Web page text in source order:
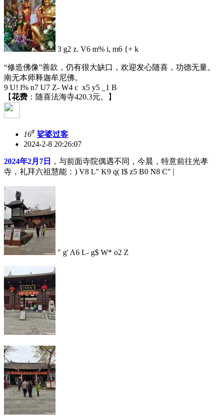
3 g2 z. V6 m% i, m6 {+ k
“修造佛像”善款，仍有很大缺口，欢迎发心随喜，功德无量。
南无本师释迦牟尼佛。
9 U! l% n7 U7 Z- W4 c x5 y5 _1 B
【花费 ：随喜法海寺420.3元。】
16# 娑婆过客
2024-2-8 20:26:07
2024年2月7日
，与前面寺院偶遇不同，今晨，特意前往光孝
寺，礼拜六祖慧能： ) V8 L" K9 q( I$ z5 B0 N8 C" |
" g' A6 L- g$ W* o2 Z